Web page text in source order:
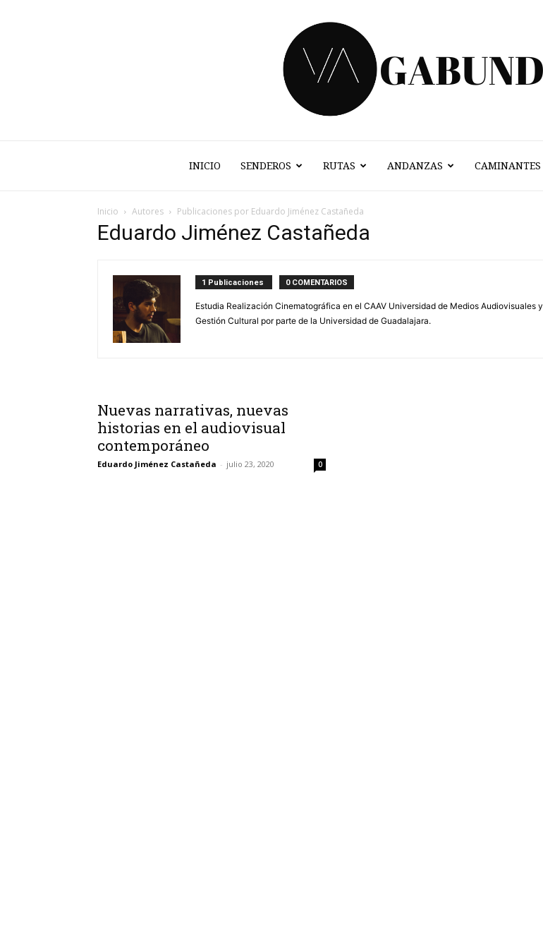
Vagabunda
INICIO SENDEROS RUTAS ANDANZAS CAMINANTES
Inicio Autores Publicaciones por Eduardo Jiménez Castañeda
Eduardo Jiménez Castañeda
1 Publicaciones 0 COMENTARIOS
Estudia Realización Cinematográfica en el CAAV Universidad de Medios Audiovisuales y
Gestión Cultural por parte de la Universidad de Guadalajara.
Nuevas narrativas, nuevas
historias en el audiovisual
contemporáneo
Eduardo Jiménez Castañeda - julio 23, 2020 0